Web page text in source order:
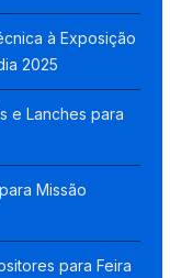
à Exposição
2025
e Lanches para
Missão
para Feira